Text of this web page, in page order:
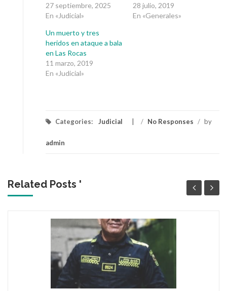
27 septiembre, 2025
En «Judicial»
28 julio, 2019
En «Generales»
Un muerto y tres
heridos en ataque a bala
en Las Rocas
11 marzo, 2019
En «Judicial»
Categories: Judicial / No Responses / by
admin
Related Posts '